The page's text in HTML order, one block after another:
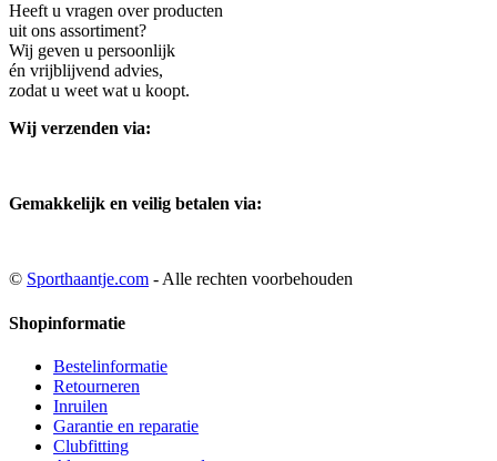
Heeft u vragen over producten
uit ons assortiment?
Wij geven u persoonlijk
én vrijblijvend advies,
zodat u weet wat u koopt.
Wij verzenden via:
Gemakkelijk en veilig betalen via:
© Sporthaantje.com - Alle rechten voorbehouden
Shopinformatie
Bestelinformatie
Retourneren
Inruilen
Garantie en reparatie
Clubfitting